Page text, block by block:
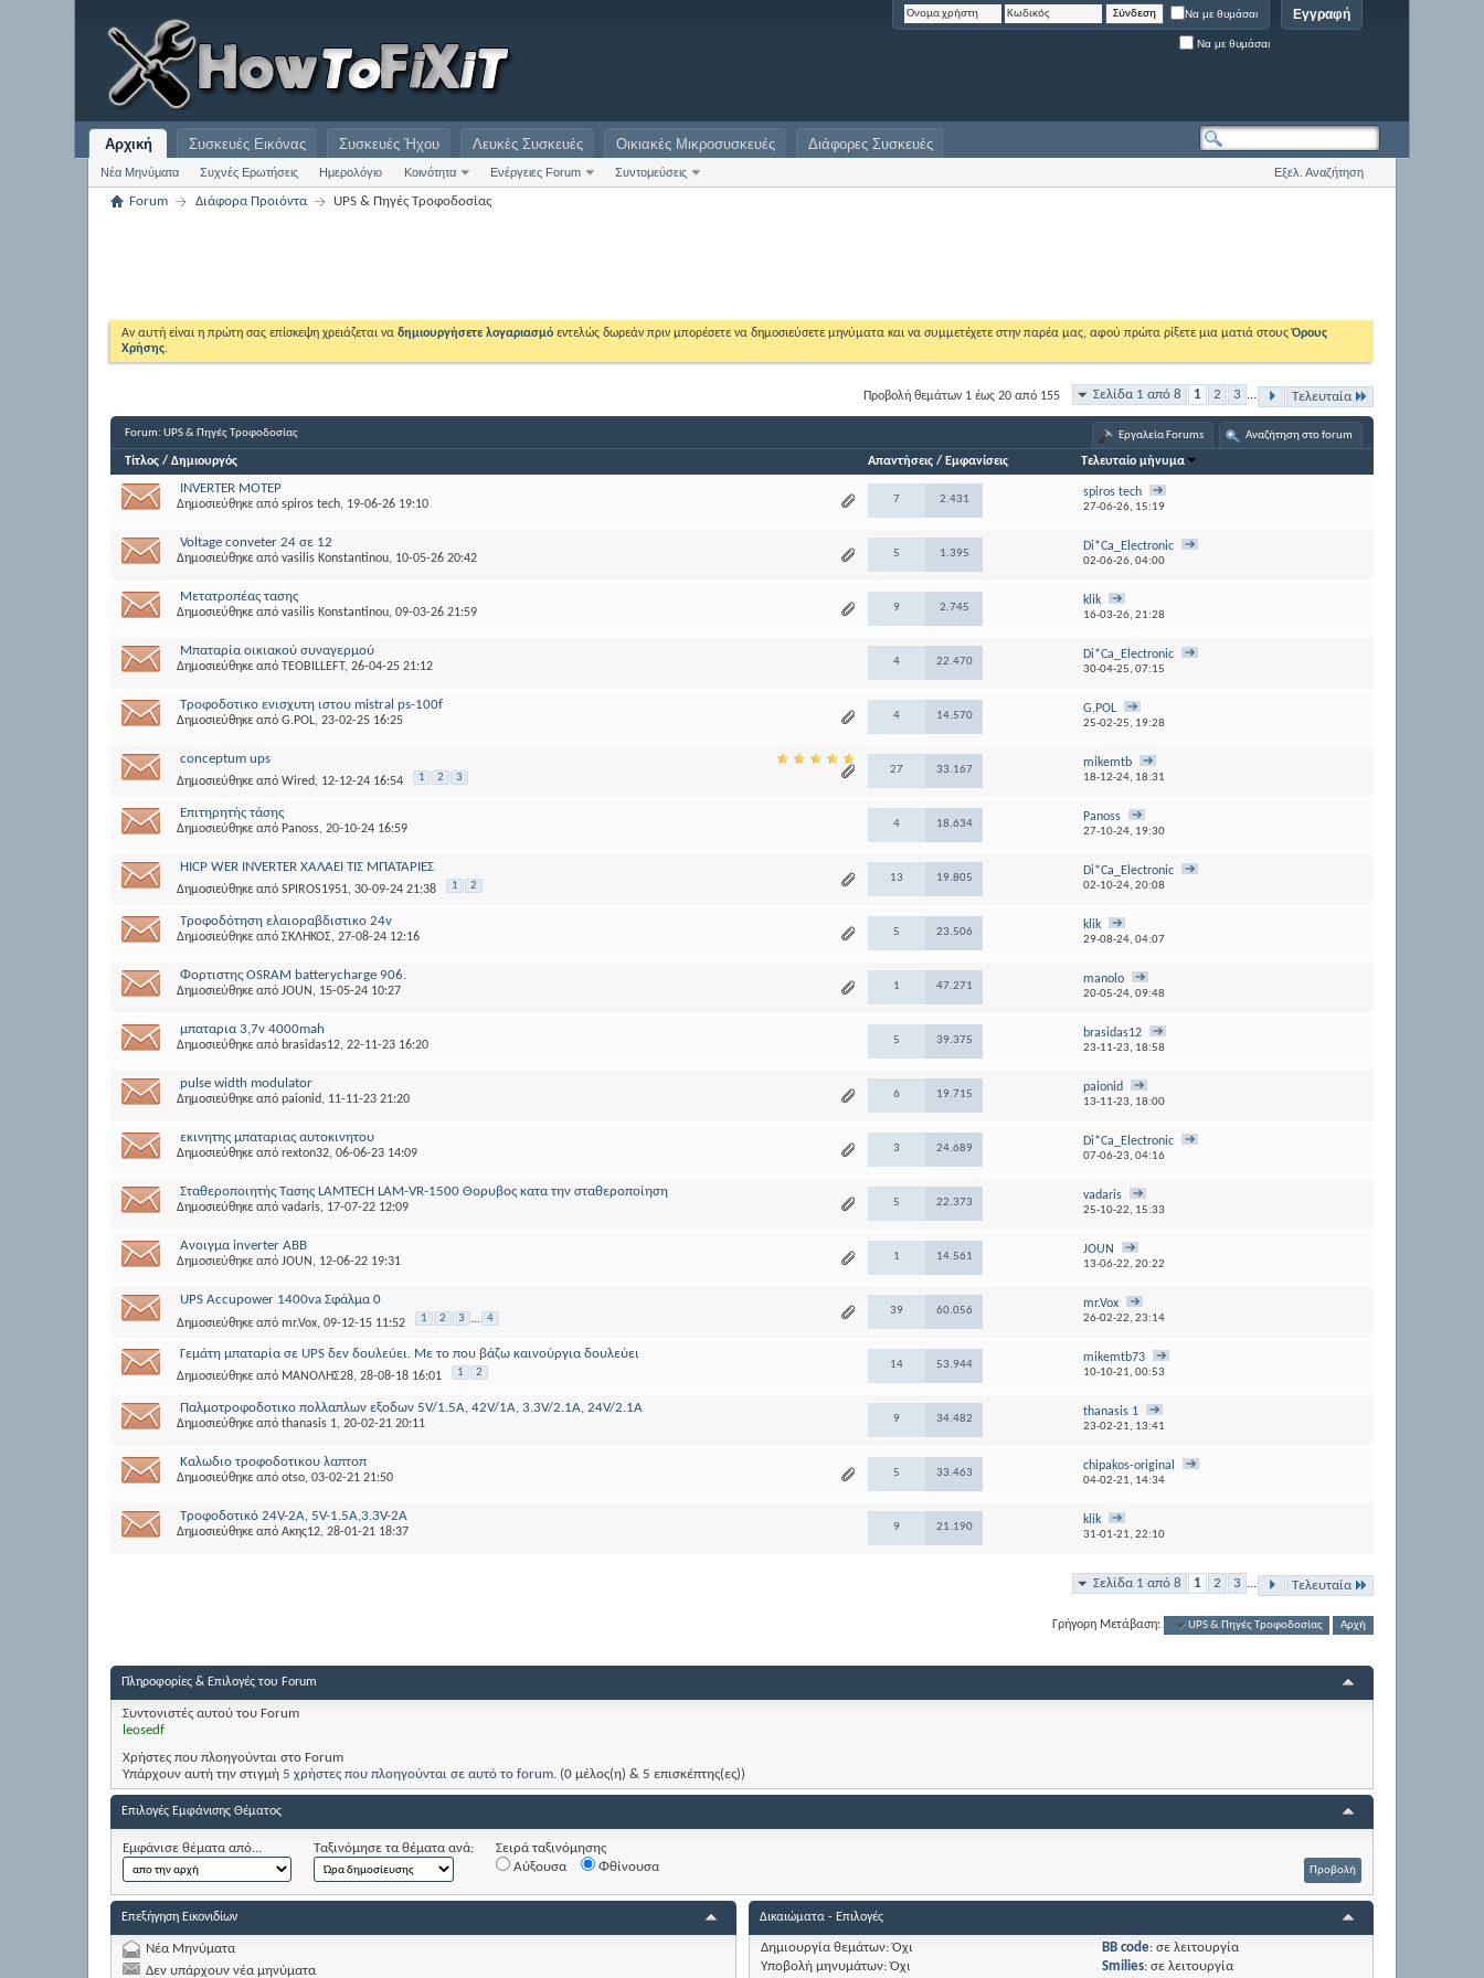
Εγγραφή
Να με θυμάσαι
Να με θυμάσαι
Αρχική
Νέα Μηνύματα Συχνές Ερωτήσεις Ημερολόγιο Κοινότητα Ενέργειες Forum Συντομεύσεις
Συσκευές Εικόνας Συσκευές Ήχου Λευκές Συσκευές Οικιακές Μικροσυσκευές Διάφορες Συσκευές
Εξελ. Αναζήτηση
Forum Διάφορα Προιόντα UPS & Πηγές Τροφοδοσίας
Αν αυτή είναι η πρώτη σας επίσκεψη χρειάζεται ναδημιουργήσετε λογαριασμό εντελώς δωρεάν πριν μπορέσετε να δημοσιεύσετε μηνύματα και να συμμετέχετε στην παρέα μας, αφού πρώτα ρίξετε μια ματιά στουςΌρους
Χρήσης.
Σελίδα 1 από 8 1 2 3 ... Τελευταία
Προβολή θεμάτων 1 έως 20 από 155
Forum:UPS & Πηγές Τροφοδοσίας Εργαλεία Forums Αναζήτηση στο forum
Τίτλος /Δημιουργός Απαντήσεις/ Εμφανίσεις Τελευταίο μήνυμα
INVERTER ΜΟΤΕΡ
Δημοσιεύθηκε απόspiros tech, 19-06-26 19:10 7 2.431
spiros tech
27-06-26, 15:19
Voltage conveter 24 σε 12
Δημοσιεύθηκε απόvasilis Konstantinou, 10-05-26 20:42 5 1.395
Di*Ca_Electronic
02-06-26, 04:00
Μετατροπέας τασης
Δημοσιεύθηκε απόvasilis Konstantinou, 09-03-26 21:59 9 2.745
klik
16-03-26, 21:28
Μπαταρία οικιακού συναγερμού
Δημοσιεύθηκε απόTEOBILLEFT, 26-04-25 21:12 4 22.470
Di*Ca_Electronic
30-04-25, 07:15
Τροφοδοτικο ενισχυτη ιστου mistral ps-100f
Δημοσιεύθηκε απόG.POL, 23-02-25 16:25 4 14.570
G.POL
25-02-25, 19:28
conceptum ups
Δημοσιεύθηκε απόWired, 12-12-24 16:54 1 2 3
27 33.167
mikemtb
18-12-24, 18:31
Επιτηρητής τάσης
Δημοσιεύθηκε από Panoss, 20-10-24 16:59 4 18.634
Panoss
27-10-24, 19:30
HICP WER INVERTER ΧΑΛΑΕΙ ΤΙΣ ΜΠΑΤΑΡΙΕΣ
Δημοσιεύθηκε απόSPIROS1951, 30-09-24 21:38 1 2
13 19.805
Di*Ca_Electronic
02-10-24, 20:08
Τροφοδότηση ελαιοραβδιστικο 24v
Δημοσιεύθηκε απόΣΚΛΗΚΟΣ, 27-08-24 12:16 5 23.506
klik
29-08-24, 04:07
Φορτιστης OSRAM batterycharge 906.
Δημοσιεύθηκε απόJOUN , 15-05-24 10:27 1 47.271
manolo
20-05-24, 09:48
μπαταρια 3,7v 4000mah
Δημοσιεύθηκε από brasidas12, 22-11-23 16:20 5 39.375
brasidas12
23-11-23, 18:58
pulse width modulator
Δημοσιεύθηκε απόpaionid, 11-11-23 21:20 6 19.715
paionid
13-11-23, 18:00
εκινητης μπαταριας αυτοκινητου
Δημοσιεύθηκε απόrexton32, 06-06-23 14:09 3 24.689
Di*Ca_Electronic
07-06-23, 04:16
Σταθεροποιητής Τασης LAMTECH LAM-VR-1500 Θορυβος κατα την σταθεροποίηση
Δημοσιεύθηκε απόvadaris, 17-07-22 12:09 5 22.373
vadaris
25-10-22, 15:33
Ανοιγμα inverter ABB
Δημοσιεύθηκε απόJOUN , 12-06-22 19:31 1 14.561
JOUN
13-06-22, 20:22
UPS Accupower 1400va Σφάλμα 0
Δημοσιεύθηκε απόmr.Vox, 09-12-15 11:52 1 2 3 ... 4
39 60.056
mr.Vox
26-02-22, 23:14
Γεμάτη μπαταρία σε UPS δεν δουλεύει. Με το που βάζω καινούργια δουλεύει
Δημοσιεύθηκε από ΜΑΝΟΛΗΣ28, 28-08-18 16:01 1 2
14 53.944
mikemtb73
10-10-21, 00:53
Παλμοτροφοδοτικο πολλαπλων εξοδων 5V/1.5A, 42V/1A, 3.3V/2.1A, 24V/2.1A
Δημοσιεύθηκε απόthanasis 1, 20-02-21 20:11 9 34.482
thanasis 1
23-02-21, 13:41
Kαλωδιο τροφοδοτικου λαπτοπ
Δημοσιεύθηκε απόotso, 03-02-21 21:50 5 33.463
chipakos-original
04-02-21, 14:34
Τροφοδοτικό 24V-2A, 5V-1.5A,3.3V-2A
Δημοσιεύθηκε απόΑκης12, 28-01-21 18:37 9 21.190
klik
31-01-21, 22:10
Σελίδα 1 από 8 1 2 3 ... Τελευταία
Γρήγορη Μετάβαση: UPS & Πηγές Τροφοδοσίας Αρχή
Πληροφορίες & Επιλογές του Forum
Συντονιστές αυτού του Forum
leosedf
Χρήστες που πλοηγούνται στο Forum
Υπάρχουν αυτή την στιγμή5 χρήστες που πλοηγούνται σε αυτό το forum. (0 μέλος(η) & 5 επισκέπτης(ες))
Επιλογές Εμφάνισης Θέματος
Εμφάνισε θέματα από... Ταξινόμησε τα θέματα ανά:
Σειρά ταξινόμησης
Αύξουσα
Φθίνουσα
Επεξήγηση Εικονιδίων
Νέα Μηνύματα
Δεν υπάρχουν νέα μηνύματα
Δικαιώματα - Επιλογές
Δημιουργία θεμάτων:Όχι
Υποβολή μηνυμάτων:Όχι
BB code:σε λειτουργία
Smilies:σε λειτουργία